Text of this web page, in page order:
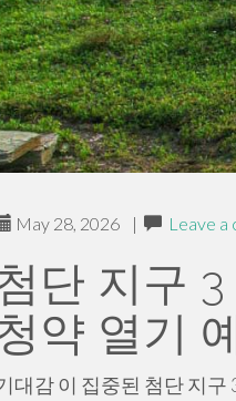
May 28, 2026 | Leave a
단 지구
약 열기
대감 이 집중된 첨단 지